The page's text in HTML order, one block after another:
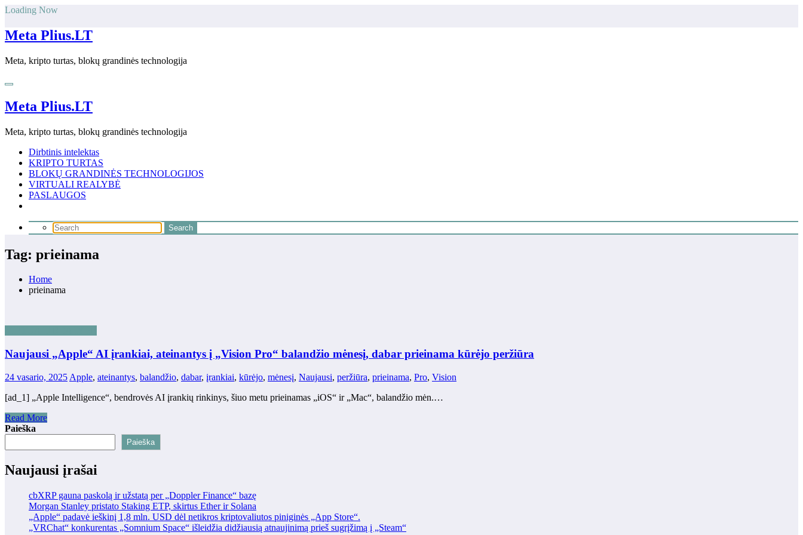
Skip
content
Loading Now
Meta Plius.LT
Meta, kripto turtas, blokų grandinės technologija
Meta Plius.LT
Meta, kripto turtas, blokų grandinės technologija
Dirbtinis intelektas
KRIPTO TURTAS
BLOKŲ GRANDINĖS TECHNOLOGIJOS
VIRTUALI REALYBĖ
PASLAUGOS
Tag: prieinama
Home
prieinama
Naujausi „Apple“ AI įrankiai, ateinantys į „Vision Pro“ balandžio mėnesį, dabar prieinama kūrėjo peržiūra
24 vasario, 2025 Apple, ateinantys, balandžio, dabar, įrankiai, kūrėjo, mėnesį, Naujausi, peržiūra, prieinama, Pro, Vision
[ad_1] „Apple Intelligence“, bendrovės AI įrankių rinkinys, šiuo metu prieinamas „iOS“ ir „Mac“, balandžio mėn.…
Read More
Paieška
Paieška
Naujausi įrašai
cbXRP gauna paskolą ir užstatą per „Doppler Finance“ bazę
Morgan Stanley pristato Staking ETP, skirtus Ether ir Solana
„Apple“ padavė ieškinį 1,8 mln. USD dėl netikros kriptovaliutos piniginės „App Store“.
„VRChat“ konkurentas „Somnium Space“ išleidžia didžiausią atnaujinimą prieš sugrįžimą į „Steam“